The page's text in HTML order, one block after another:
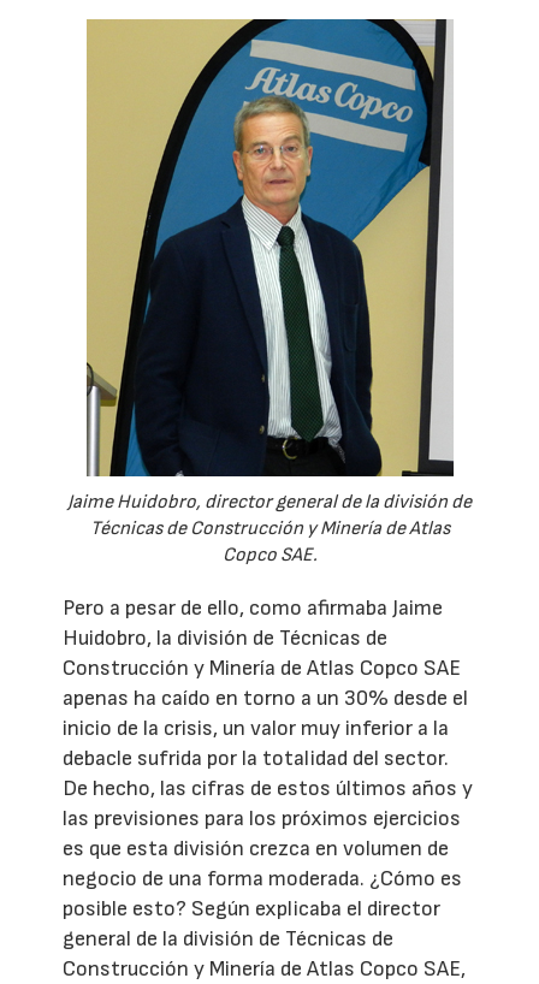
Jaime Huidobro, director general de la división de
Técnicas de Construcción y Minería de Atlas
Copco SAE.
Pero a pesar de ello, como afirmaba Jaime
Huidobro, la división de Técnicas de
Construcción y Minería de Atlas Copco SAE
apenas ha caído en torno a un 30% desde el
inicio de la crisis, un valor muy inferior a la
debacle sufrida por la totalidad del sector.
De hecho, las cifras de estos últimos años y
las previsiones para los próximos ejercicios
es que esta división crezca en volumen de
negocio de una forma moderada. ¿Cómo es
posible esto? Según explicaba el director
general de la división de Técnicas de
Construcción y Minería de Atlas Copco SAE,